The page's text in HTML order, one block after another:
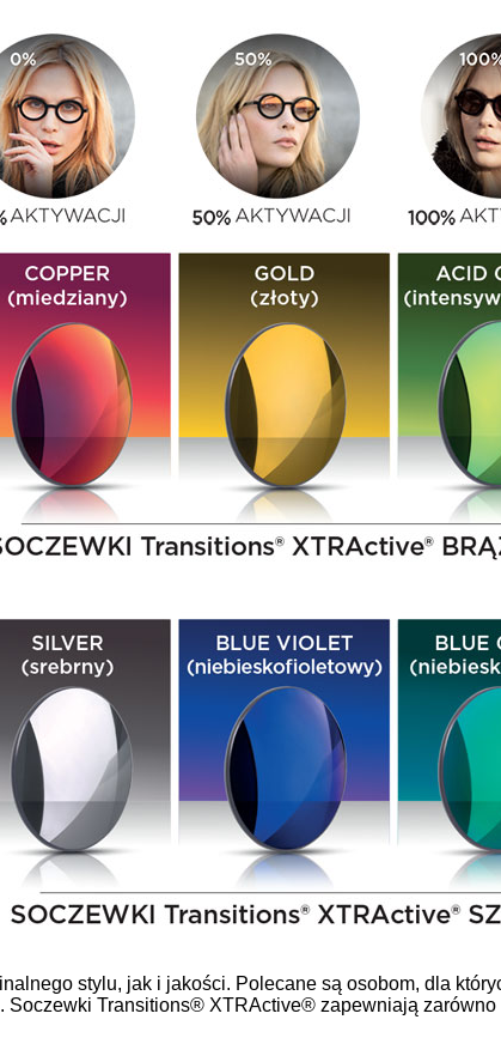
stylu, jak i jakości. Polecane są osobom, dla
Transitions® XTRActive® zapewniają